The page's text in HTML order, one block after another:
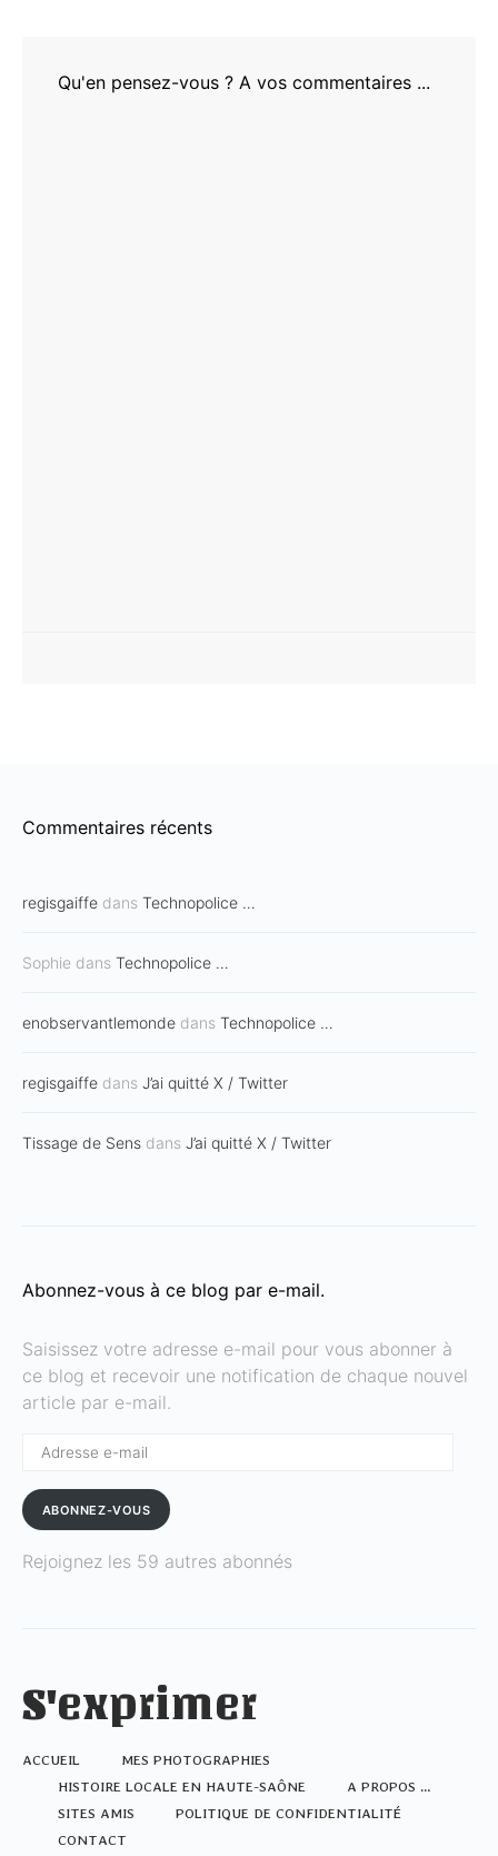
Qu'en pensez-vous ? A vos commentaires ...
Commentaires récents
regisgaiffe dans Technopolice …
Sophie dans Technopolice …
enobservantlemonde dans Technopolice …
regisgaiffe dans J’ai quitté X / Twitter
Tissage de Sens dans J’ai quitté X / Twitter
Abonnez-vous à ce blog par e-mail.
Saisissez votre adresse e-mail pour vous abonner à
ce blog et recevoir une notification de chaque nouvel
article par e-mail.
Adresse
mail
ABONNEZ-VOUS
Rejoignez les 59 autres abonnés
S'exprimer
ACCUEIL
MES PHOTOGRAPHIES
HISTOIRE LOCALE EN HAUTE-SAÔNE
A PROPOS …
SITES AMIS
POLITIQUE DE CONFIDENTIALITÉ
CONTACT